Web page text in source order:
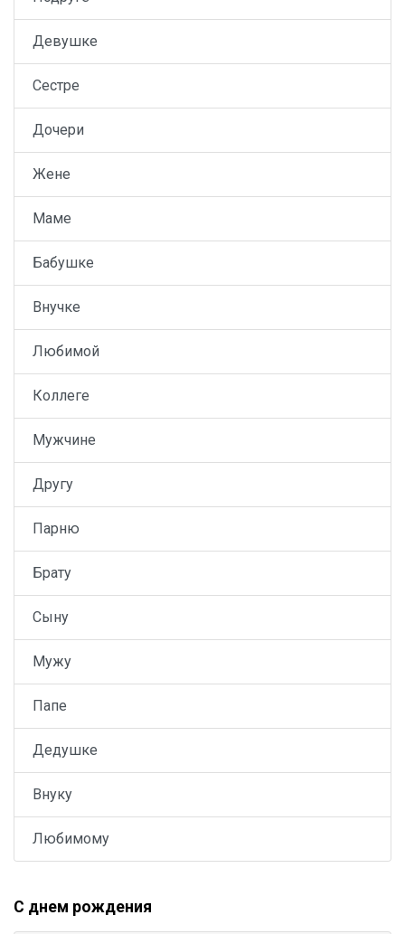
Девушке
Сестре
Дочери
Жене
Маме
Бабушке
Внучке
Любимой
Коллеге
Мужчине
Другу
Парню
Брату
Сыну
Мужу
Папе
Дедушке
Внуку
Любимому
С днем рождения